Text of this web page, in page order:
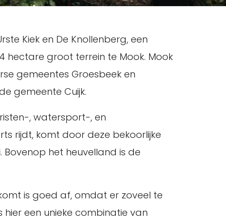
Kiek en De Knollenberg, een
hectare groot terrein te Mook. Mook
gemeentes Groesbeek en
gemeente Cuijk.
, watersport-, en
rijdt, komt door deze bekoorlijke
het heuvelland is de
is goed af, omdat er zoveel te
een unieke combinatie van